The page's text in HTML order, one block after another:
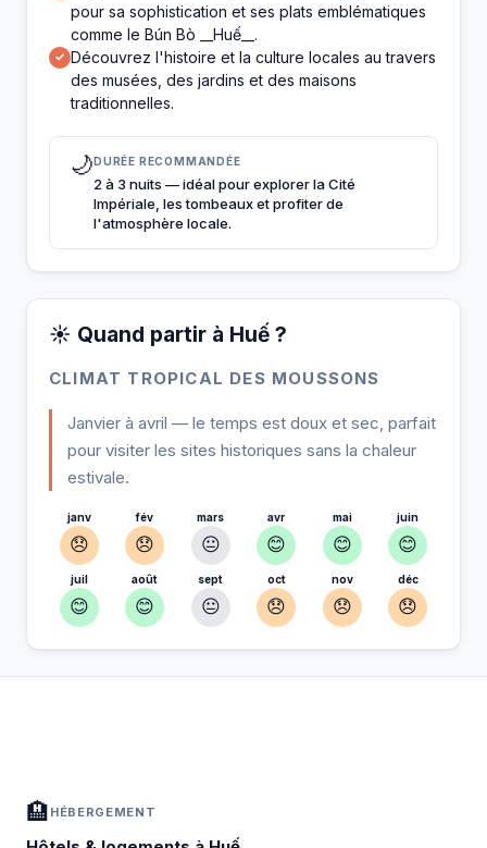
pour sa sophistication et ses plats emblématiques
comme le Bún Bò __Huế__.
✓ Découvrez l'histoire et la culture locales au travers
des musées, des jardins et des maisons
traditionnelles.
🌙DURÉE RECOMMANDÉE
2 à 3 nuits — idéal pour explorer la Cité
Impériale, les tombeaux et profiter de
l'atmosphère locale.
☀️ Quand partir à Huế ?
CLIMAT TROPICAL DES MOUSSONS
Janvier à avril — le temps est doux et sec, parfait
pour visiter les sites historiques sans la chaleur
estivale.
janv
😞
fév
😞
mars
😐
avr
😊
mai
😊
juin
😊
juil
😊
août
😊
sept
😐
oct
😞
nov
😞
déc
😞
🏨 HÉBERGEMENT